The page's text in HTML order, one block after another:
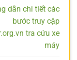
dẫn chi tiết các
bước truy cập
tra cứu xe
máy